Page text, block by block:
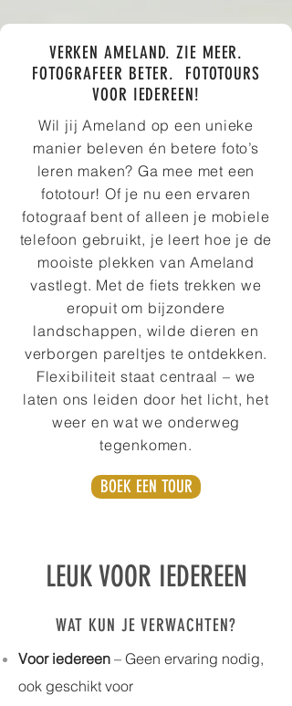
VERKEN AMELAND. ZIE MEER.
FOTOGRAFEER BETER. FOTOTOURS
VOOR IEDEREEN!
Wil jij Ameland op een unieke
manier beleven én betere foto’s
leren maken? Ga mee met een
fototour! Of je nu een ervaren
fotograaf bent of alleen je mobiele
telefoon gebruikt, je leert hoe je de
mooiste plekken van Ameland
vastlegt. Met de fiets trekken we
eropuit om bijzondere
landschappen, wilde dieren en
verborgen pareltjes te ontdekken.
Flexibiliteit staat centraal – we
laten ons leiden door het licht, het
weer en wat we onderweg
tegenkomen.
BOEK EEN TOUR
LEUK VOOR IEDEREEN
WAT KUN JE VERWACHTEN?
Voor iedereen – Geen ervaring nodig,
ook geschikt voor